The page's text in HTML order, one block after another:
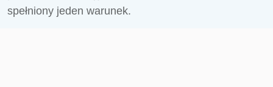
spełniony jeden warunek.